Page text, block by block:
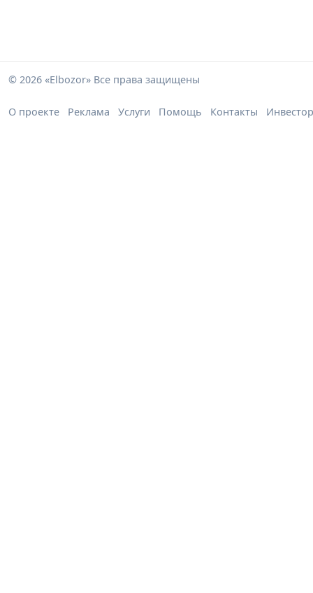
© 2026 «Elbozor» Все права защищены
О проекте Реклама Услуги Помощь Контакты